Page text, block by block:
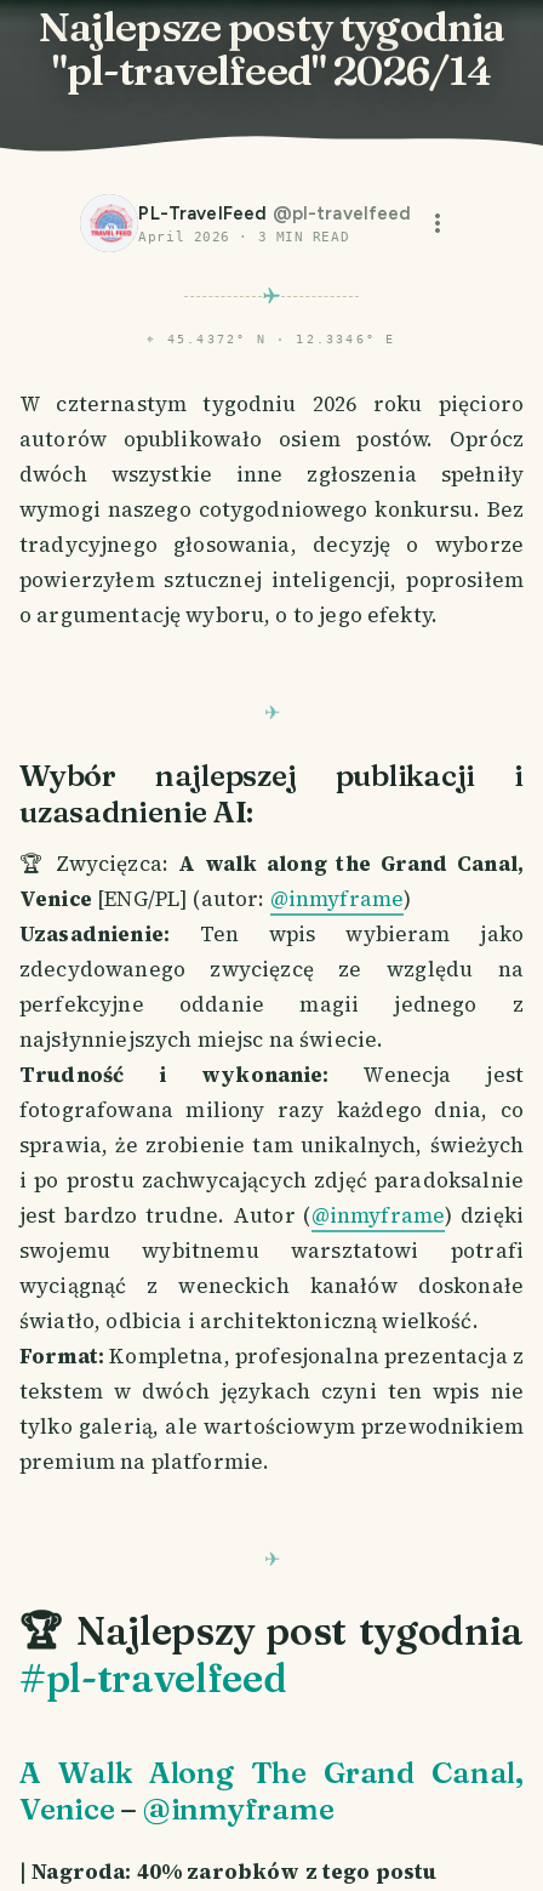
Najlepsze posty tygodnia
"pl-travelfeed" 2026/14
PL-TravelFeed @pl-travelfeed
April 2026 · 3 MIN READ
⌖ 45.4372° N · 12.3346° E
W czternastym tygodniu 2026 roku pięcioro
autorów opublikowało osiem postów. Oprócz
dwóch wszystkie inne zgłoszenia spełniły
wymogi naszego cotygodniowego konkursu. Bez
tradycyjnego głosowania, decyzję o wyborze
powierzyłem sztucznej inteligencji, poprosiłem
o argumentację wyboru, o to jego efekty.
Wybór najlepszej publikacji i
uzasadnienie AI:
🏆 Zwycięzca: A walk along the Grand Canal,
Venice [ENG/PL] (autor: @inmyframe)
Uzasadnienie: Ten wpis wybieram jako
zdecydowanego zwycięzcę ze względu na
perfekcyjne oddanie magii jednego z
najsłynniejszych miejsc na świecie.
Trudność i wykonanie: Wenecja jest
fotografowana miliony razy każdego dnia, co
sprawia, że zrobienie tam unikalnych, świeżych
i po prostu zachwycających zdjęć paradoksalnie
jest bardzo trudne. Autor (@inmyframe) dzięki
swojemu wybitnemu warsztatowi potrafi
wyciągnąć z weneckich kanałów doskonałe
światło, odbicia i architektoniczną wielkość.
Format: Kompletna, profesjonalna prezentacja z
tekstem w dwóch językach czyni ten wpis nie
tylko galerią, ale wartościowym przewodnikiem
premium na platformie.
🏆 Najlepszy post tygodnia
#pl-travelfeed
A Walk Along The Grand Canal,
Venice – @inmyframe
| Nagroda: 40% zarobków z tego postu